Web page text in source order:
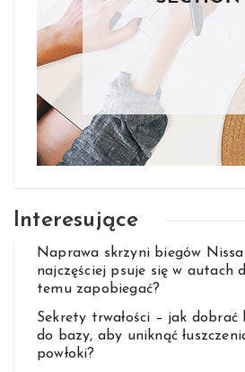
Interesujące
Naprawa skrzyni biegów
najczęściej psuje się w autach
temu zapobiegać?
Sekrety trwałości – jak dobrać
do bazy, aby uniknąć
powłoki?